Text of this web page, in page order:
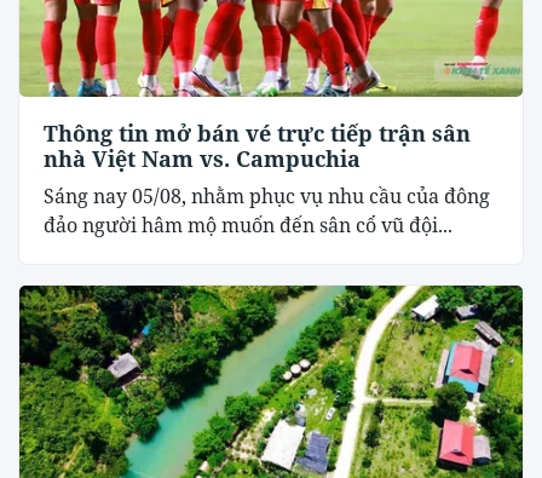
Thông tin mở bán vé trực tiếp trận sân
nhà Việt Nam vs. Campuchia
Sáng nay 05/08, nhằm phục vụ nhu cầu của đông
đảo người hâm mộ muốn đến sân cổ vũ đội...